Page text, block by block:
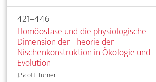
421–446
Homöostase und die physiologische
Dimension der Theorie der
Nischenkonstruktion in Ökologie und
Evolution
J. Scott Turner